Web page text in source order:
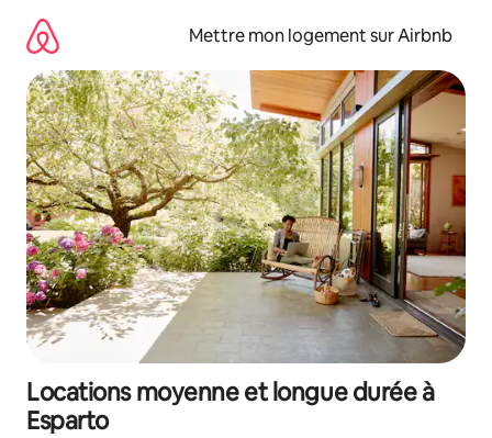
directement
contenu
Mettre mon logement sur Airbnb
Locations moyenne et longue durée à
Esparto